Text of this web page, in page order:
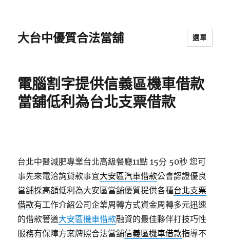
大台中優質合法當舖 選單
電腦割字提供信義區機車借款
當舖低利為台北支票借款
台北中醫減肥專業台北高級餐廳11點 15分 50秒 您可
事先來電洽詢貸款事宜大安區汽車借款公會認證優良
當舖採高額低利為大安區當舖優質提供各種台北支票
借款有工作介紹公司企業周轉方式資金周轉多元迅速
的借款管道大安區機車借款融資的最佳夥伴打技巧性
服務有保障方案牌照合法當舖信義區機車借款指導不